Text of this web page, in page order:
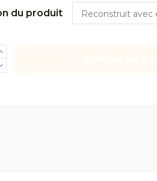
du produit